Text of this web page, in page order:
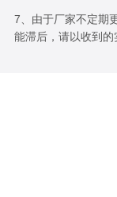
7、由于厂家不定期
能滞后，请以收到的